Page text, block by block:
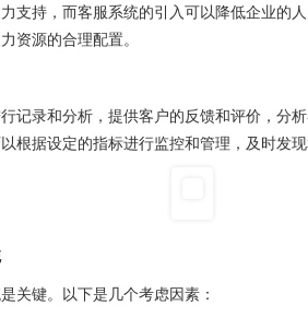
持，而客服系统的引入可以降低企业的人
资源的合理配置。
录和分析，提供客户的反馈和评价，分
根据设定的指标进行监控和管理，及时发现
键。以下是几个考虑因素：